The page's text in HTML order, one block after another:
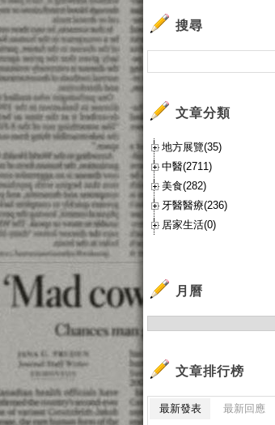
搜尋
文章分類
地方展覽(35)
中醫(2711)
美食(282)
牙醫醫療(236)
居家生活(0)
月曆
文章排行榜
最新發表 最新回應